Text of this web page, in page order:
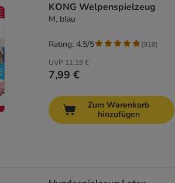
KONG Welpenspielzeug
M, blau
UVP 11,19 €
7,99 €
Rating: 4.5/5 (918)
Zum Warenkorb
hinzufügen